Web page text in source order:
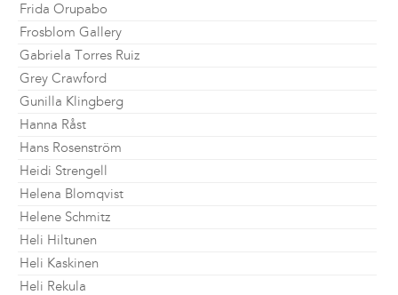
Frida Orupabo
Frosblom Gallery
Gabriela Torres Ruiz
Grey Crawford
Gunilla Klingberg
Hanna Råst
Hans Rosenström
Heidi Strengell
Helena Blomqvist
Helene Schmitz
Heli Hiltunen
Heli Kaskinen
Heli Rekula